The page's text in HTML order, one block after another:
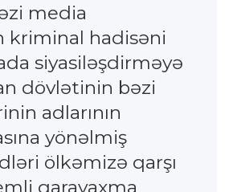
media
kriminal hadisəni
siyasiləşdirməyə
dövlətinin bəzi
adlarının
yönəlmiş
ölkəmizə qarşı
qarayaxma